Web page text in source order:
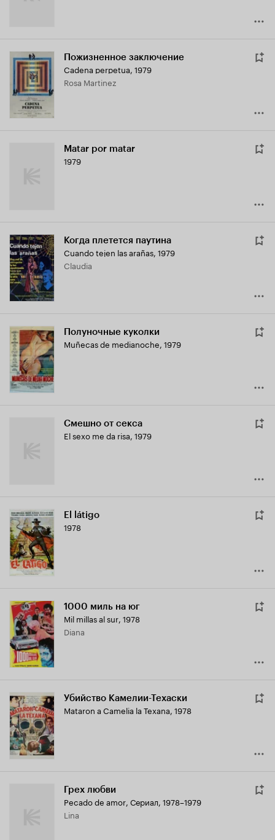
Пожизненное заключение
Cadena perpetua, 1979
Rosa Martinez
Matar por matar
1979
Когда плетется паутина
Cuando tejen las arañas, 1979
Claudia
Полуночные куколки
Muñecas de medianoche, 1979
Смешно от секса
El sexo me da risa, 1979
El látigo
1978
1000 миль на юг
Mil millas al sur, 1978
Diana
Убийство Камелии-Техаски
Mataron a Camelia la Texana, 1978
Грех любви
Pecado de amor, Сериал, 1978–1979
Lina